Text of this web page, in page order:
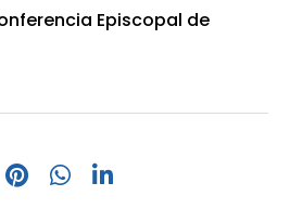
Episcopal de